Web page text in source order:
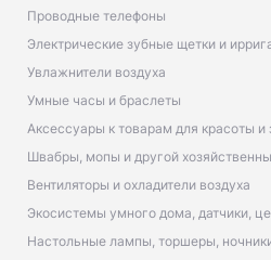
Проводные телефоны
Электрические зубные щетки и
Увлажнители воздуха
Умные часы и браслеты
Аксессуары к товарам для красоты и
Швабры, мопы и другой
Вентиляторы и охладители воздуха
Экосистемы умного дома, датчики,
Настольные лампы, торшеры,